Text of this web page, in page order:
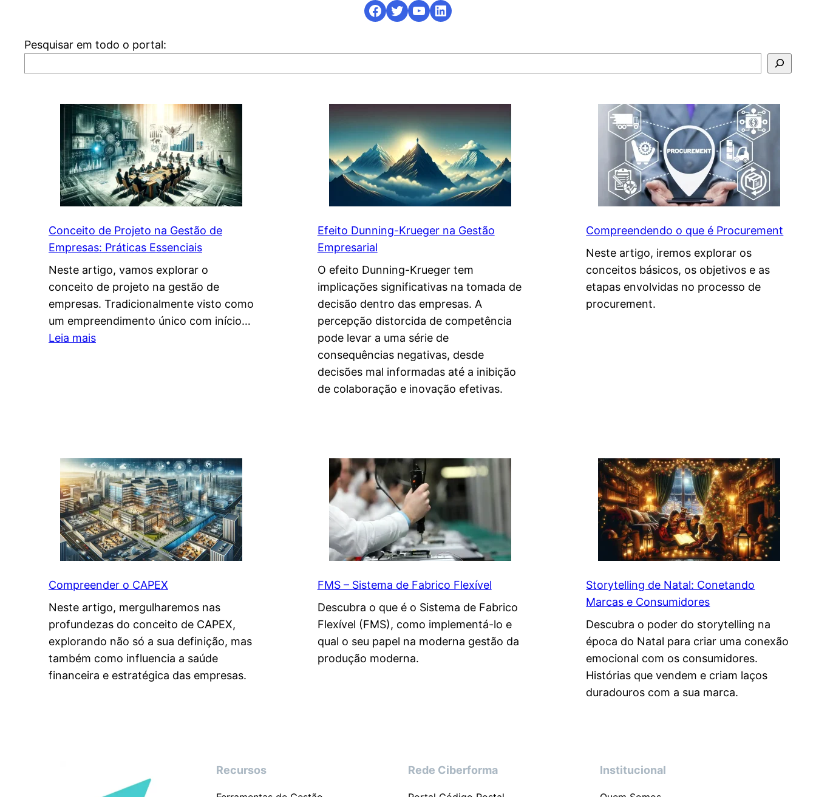
Facebook
Twitter
YouTube
LinkedIn
Pesquisar em todo o portal:
Conceito de Projeto na Gestão de
Empresas: Práticas Essenciais
Neste artigo, vamos explorar o
conceito de projeto na gestão de
empresas. Tradicionalmente visto como
um empreendimento único com início…
Leia mais:
t
o
d
e
P
r
o
e
t
o
n
a
G
Efeito Dunning-Krueger na Gestão
Empresarial
O efeito Dunning-Krueger tem
implicações significativas na tomada de
decisão dentro das empresas. A
percepção distorcida de competência
pode levar a uma série de
consequências negativas, desde
decisões mal informadas até a inibição
de colaboração e inovação efetivas.
Compreendendo o que é Procurement
Neste artigo, iremos explorar os
conceitos básicos, os objetivos e as
etapas envolvidas no processo de
procurement.
Compreender o CAPEX
Neste artigo, mergulharemos nas
profundezas do conceito de CAPEX,
explorando não só a sua definição, mas
também como influencia a saúde
financeira e estratégica das empresas.
FMS – Sistema de Fabrico Flexível
Descubra o que é o Sistema de Fabrico
Flexível (FMS), como implementá-lo e
qual o seu papel na moderna gestão da
produção moderna.
Storytelling de Natal: Conetando
Marcas e Consumidores
Descubra o poder do storytelling na
época do Natal para criar uma conexão
emocional com os consumidores.
Histórias que vendem e criam laços
duradouros com a sua marca.
Recursos Rede Ciberforma Institucional